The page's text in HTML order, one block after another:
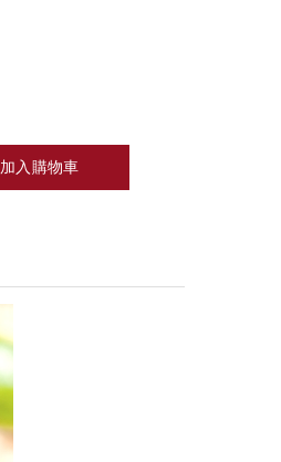
加入購物車